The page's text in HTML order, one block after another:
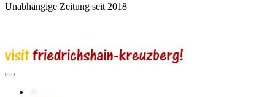
Unabhängige Zeitung seit 2018